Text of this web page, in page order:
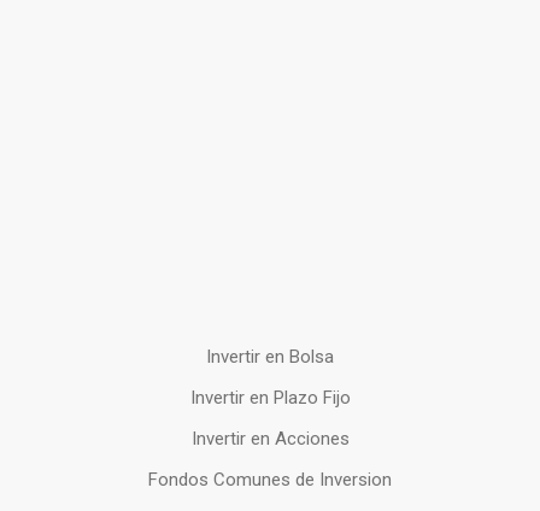
Invertir en Bolsa
Invertir en Plazo Fijo
Invertir en Acciones
Fondos Comunes de Inversion